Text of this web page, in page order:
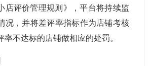
店评价管理规则》，平台将持续监
况，并将差评率指标作为店铺考核
率不达标的店铺做相应的处罚。